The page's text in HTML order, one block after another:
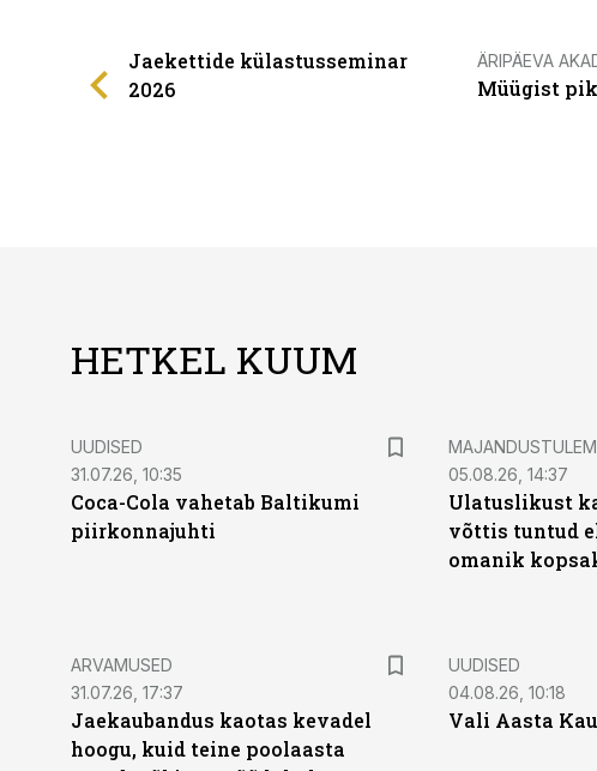
Jaekettide külastusseminar
2026
ÄRIPÄEVA
Müügist
HETKEL KUUM
UUDISED
31.07.26, 10:35
Coca-Cola vahetab Baltikumi
piirkonnajuhti
05.08.26, 14:37
Ulatuslikust
võttis tuntud
omanik
ARVAMUSED
31.07.26, 17:37
Jaekaubandus kaotas kevadel
hoogu, kuid teine poolaasta
UUDISED
04.08.26, 10:18
Vali Aasta